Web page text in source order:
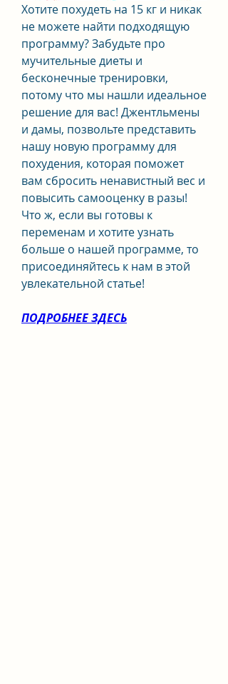
Хотите похудеть на 15 кг и никак
не можете найти подходящую
программу? Забудьте про
мучительные диеты и
бесконечные тренировки,
потому что мы нашли идеальное
решение для вас! Джентльмены
и дамы, позвольте представить
нашу новую программу для
похудения, которая поможет
вам сбросить ненавистный вес и
повысить самооценку в разы!
Что ж, если вы готовы к
переменам и хотите узнать
больше о нашей программе, то
присоединяйтесь к нам в этой
увлекательной статье!
ПОДРОБНЕЕ ЗДЕСЬ